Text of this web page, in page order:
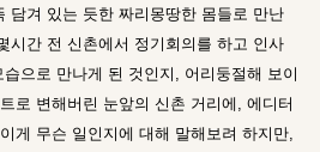
담겨 있는 듯한 짜리몽땅한 몸들로 만난
시간 전 신촌에서 정기회의를 하고 인사
으로 만나게 된 것인지, 어리둥절해 보이
로 변해버린 눈앞의 신촌 거리에, 에디터
게 무슨 일인지에 대해 말해보려 하지만,